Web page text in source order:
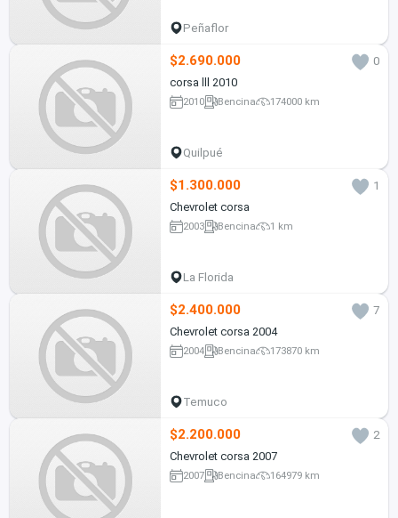
Peñaflor
$2.690.000
0
corsa lll 2010
2010 Bencina 174000 km
Quilpué
$1.300.000
1
Chevrolet corsa
2003 Bencina 1 km
La Florida
$2.400.000
7
Chevrolet corsa 2004
2004 Bencina 173870 km
Temuco
$2.200.000
2
Chevrolet corsa 2007
2007 Bencina 164979 km